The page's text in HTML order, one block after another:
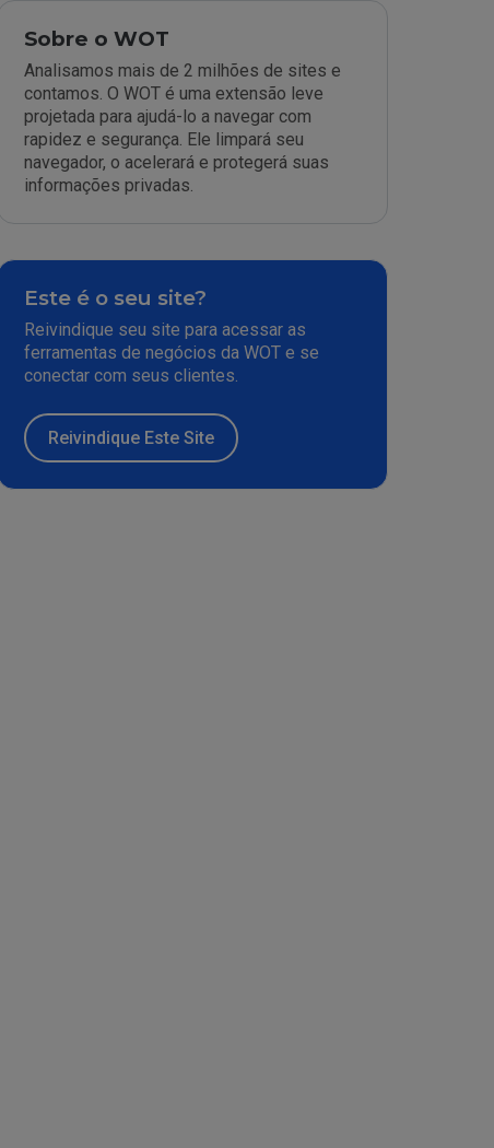
Sobre o WOT
Analisamos mais de 2 milhões de sites e
contamos. O WOT é uma extensão leve
projetada para ajudá-lo a navegar com
rapidez e segurança. Ele limpará seu
navegador, o acelerará e protegerá suas
informações privadas.
Este é o seu site?
Reivindique seu site para acessar as
ferramentas de negócios da WOT e se
conectar com seus clientes.
Reivindique Este Site